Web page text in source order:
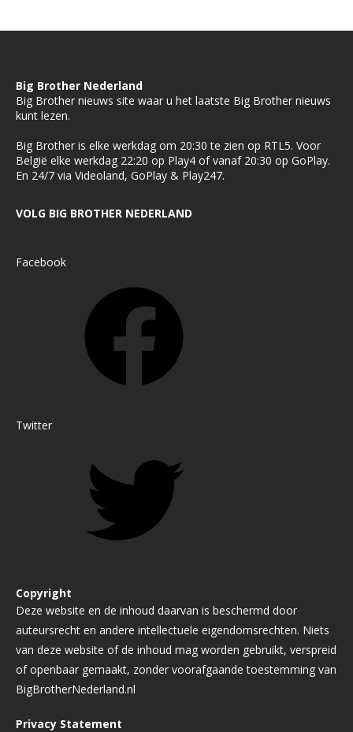
Big Brother Nederland
Big Brother nieuws site waar u het laatste Big Brother nieuws
kunt lezen.
Big Brother is elke werkdag om 20:30 te zien op RTL5. Voor
België elke werkdag 22:20 op Play4 of vanaf 20:30 op GoPlay.
En 24/7 via Videoland, GoPlay & Play247.
VOLG BIG BROTHER NEDERLAND
Facebook
Twitter
Copyright
Deze website en de inhoud daarvan is beschermd door
auteursrecht en andere intellectuele eigendomsrechten. Niets
van deze website of de inhoud mag worden gebruikt, verspreid
of openbaar gemaakt, zonder voorafgaande toestemming van
BigBrotherNederland.nl
Privacy Statement